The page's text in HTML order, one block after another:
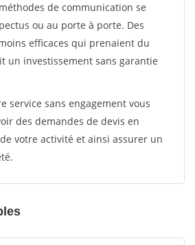
de communication se
ou au porte à porte. Des
efficaces qui prenaient du
un investissement sans garantie
service sans engagement vous
des demandes de devis en
votre activité et ainsi assurer un